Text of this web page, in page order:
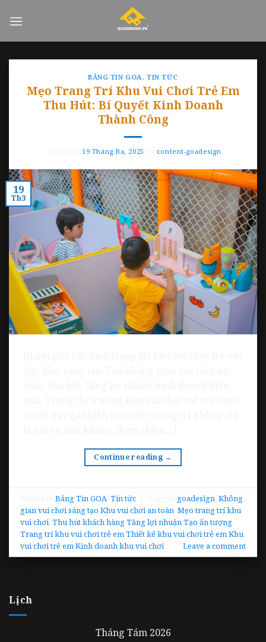
BẢNG TIN GOA, TIN TỨC
Mẹo Trang Trí Khu Vui Chơi Trẻ Em
Thu Hút: Bí Quyết Kinh Doanh
Thành Công
19 Tháng Ba, 2025 content-goadesign
19
Th3
Continue reading →
Posted inBảng Tin GOA ,Tin tức goadesign ,Không
gian vui chơi sáng tạo Khu vui chơi an toàn ,Mẹo trang trí khu
vui chơi,Thu hút khách hàng Tăng lợi nhuận Tạo ấn tượng
Trang trí khu vui chơi trẻ em Thiết kế khu vui chơi trẻ em Khu
vui chơi trẻ em Kinh doanh khu vui chơi
Leave a comment
Lịch
Tháng Tám 2026